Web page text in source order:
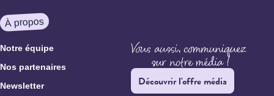
À propos
Notre équipe
Nos partenaires
Newsletter
Découvrir l'offre média